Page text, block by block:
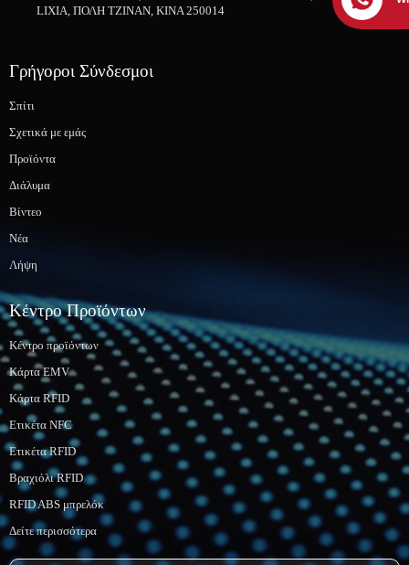
LIXIA, ΠΟΛΗ ΤΖΙΝΑΝ, ΚΙΝΑ 250014
Γρήγοροι Σύνδεσμοι
Σπίτι
Σχετικά με εμάς
Προϊόντα
Διάλυμα
Βίντεο
Νέα
Λήψη
Κέντρο Προϊόντων
Κέντρο προϊόντων
Κάρτα EMV
Κάρτα RFID
Ετικέτα NFC
Ετικέτα RFID
Βραχιόλι RFID
RFID ABS μπρελόκ
Δείτε περισσότερα